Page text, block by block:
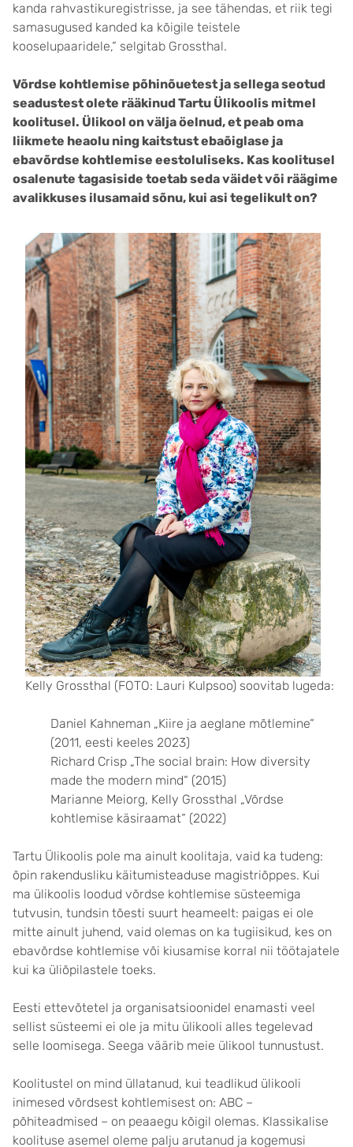
kanda rahvastikuregistrisse, ja see tähendas, et riik tegi
samasugused kanded ka kõigile teistele
kooselupaaridele,“ selgitab Grossthal.
Võrdse kohtlemise põhinõuetest ja sellega seotud
seadustest olete rääkinud Tartu Ülikoolis mitmel
koolitusel. Ülikool on välja öelnud, et peab oma
liikmete heaolu ning kaitstustebaõiglase ja
ebavõrdse kohtlemise eestoluliseks. Kas koolitusel
osalenute tagasiside toetab seda väidet või räägime
avalikkuses ilusamaid sõnu, kui asi tegelikult on?
Kelly Grossthal (FOTO: Lauri Kulpsoo) soovitab lugeda:
Daniel Kahneman „Kiire ja aeglane mõtlemine“
(2011, eesti keeles 2023)
Richard Crisp „The social brain: How diversity
made the modern mind“ (2015)
Marianne Meiorg, Kelly Grossthal „Võrdse
kohtlemise käsiraamat“ (2022)
Tartu Ülikoolis pole ma ainult koolitaja, vaid ka tudeng:
õpin rakendusliku käitumisteaduse magistriõppes. Kui
ma ülikoolis loodud võrdse kohtlemise süsteemiga
tutvusin, tundsin tõesti suurt heameelt: paigas ei ole
mitte ainult juhend, vaid olemas on ka tugiisikud, kes on
ebavõrdse kohtlemise või kiusamise korral nii töötajatele
kui ka üliõpilastele toeks.
Eesti ettevõtetel ja organisatsioonidel enamasti veel
sellist süsteemi ei ole ja mitu ülikooli alles tegelevad
selle loomisega. Seega väärib meie ülikool tunnustust.
Koolitustel on mind üllatanud, kui teadlikud ülikooli
inimesed võrdsest kohtlemisest on: ABC –
põhiteadmised – on peaaegu kõigil olemas. Klassikalise
koolituse asemel oleme palju arutanud ja kogemusi